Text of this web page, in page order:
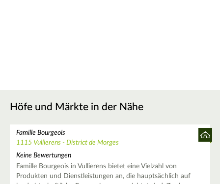
Höfe und Märkte in der Nähe
Famille Bourgeois
1115 Vullierens - District de Morges
Keine Bewertungen
Famille Bourgeois in Vullierens bietet eine Vielzahl von
Produkten und Dienstleistungen an, die hauptsächlich auf